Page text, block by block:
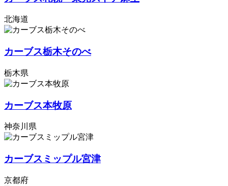
北海道
カーブス栃木そのべ
栃木県
カーブス本牧原
神奈川県
カーブスミップル宮津
京都府